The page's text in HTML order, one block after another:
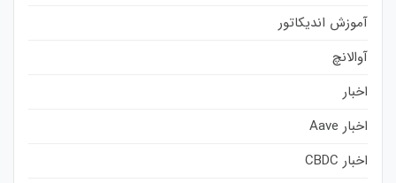
آموزش اندیکاتور
آوالانچ
اخبار
اخبار Aave
اخبار CBDC